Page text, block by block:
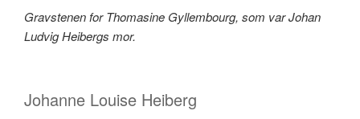
Gravstenen for Thomasine Gyllembourg, som var Johan
Ludvig Heibergs mor.
Johanne Louise Heiberg